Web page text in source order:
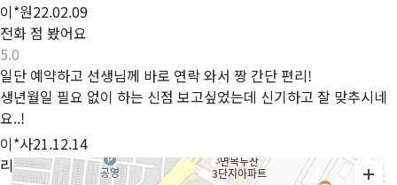
이*원22.02.09
전화 점 봤어요
5.0
일단 예약하고 선생님께 바로 연락 와서 짱 간단 편리!
생년월일 필요 없이 하는 신점 보고싶었는데 신기하고 잘 맞추시네
요..!
이*사21.12.14
리뷰 전체보기
길찾기